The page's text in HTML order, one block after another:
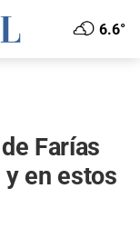
6.6°
Farías
en estos